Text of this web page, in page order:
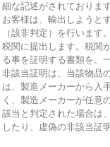
細な記述がされております
お客様は、輸出しようと
（該非判定）を行いま
税関に提出します。税関
る事を証明する書類を、
非該当証明は、当該物品
は、製造メーカーから入
く、製造メーカーが任意
該当と判定された場合は
したり、虚偽の非該当証